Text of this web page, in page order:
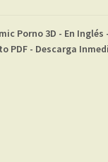
Porno 3D - En
PDF - Descarga